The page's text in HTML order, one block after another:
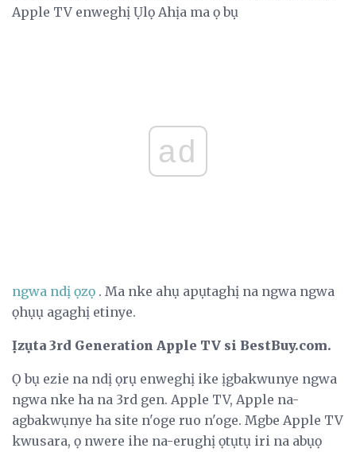
Apple TV enweghị Ụlọ Ahịa ma ọ bụ
ad
ngwa ndị ọzọ . Ma nke ahụ apụtaghị na ngwa ngwa
ọhụụ agaghị etinye.
Ịzụta 3rd Generation Apple TV si BestBuy.com.
Ọ bụ ezie na ndị ọrụ enweghị ike ịgbakwunye ngwa
ngwa nke ha na 3rd gen. Apple TV, Apple na-
agbakwụnye ha site n'oge ruo n'oge. Mgbe Apple TV
kwusara, ọ nwere ihe na-erughị ọtụtụ iri na abụọ